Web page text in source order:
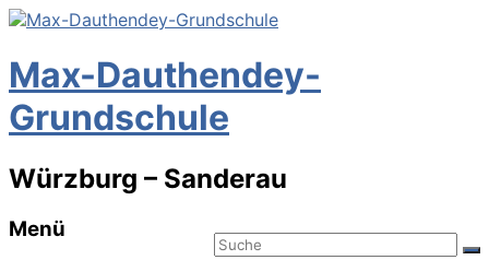
Max-Dauthendey-
Grundschule
Würzburg – Sanderau
Menü